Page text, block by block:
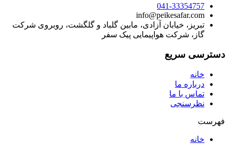
041-33354757
info@peikesafar.com
تبریز، خیابان آزادی، مابین گلباد و گلگشت، روبروی شرکت
گاز، شرکت هواپیمایی پیک سفر
دسترسی سریع
خانه
درباره ما
تماس با ما
نظرسنجی
فهرست
خانه